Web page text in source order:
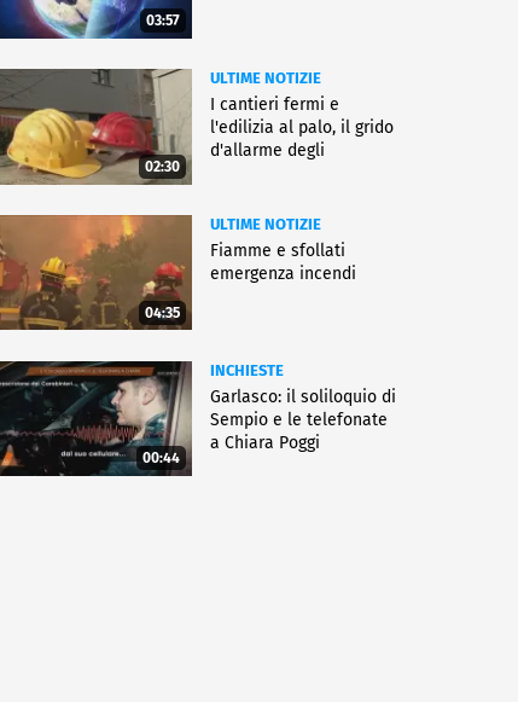
03:57
02:30
ULTIME NOTIZIE
I cantieri fermi e
l'edilizia al palo, il grido
d'allarme degli
04:35
ULTIME NOTIZIE
Fiamme e sfollati
emergenza incendi
00:44
INCHIESTE
Garlasco: il soliloquio di
Sempio e le telefonate
a Chiara Poggi